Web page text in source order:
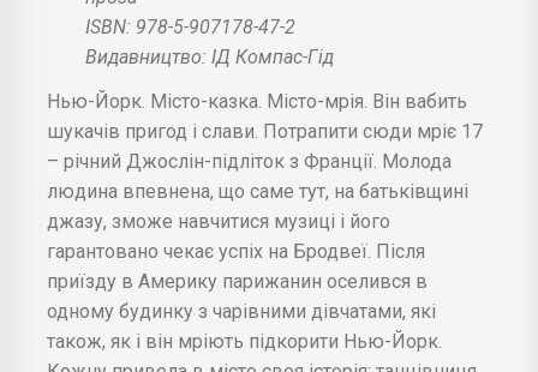
ISBN: 978-5-907178-47-2
Видавництво: ІД Компас-Гід
Нью-Йорк. Місто-казка. Місто-мрія. Він вабить
шукачів пригод і слави. Потрапити сюди мріє 17
– річний Джослін-підліток з Франції. Молода
людина впевнена, що саме тут, на батьківщині
джазу, зможе навчитися музиці і його
гарантовано чекає успіх на Бродвеї. Після
приїзду в Америку парижанин оселився в
одному будинку з чарівними дівчатами, які
також, як і він мріють підкорити Нью-Йорк.